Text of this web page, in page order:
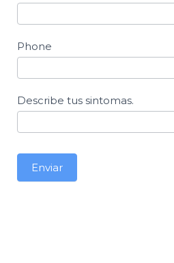
Phone
Describe tus sintomas.
Enviar